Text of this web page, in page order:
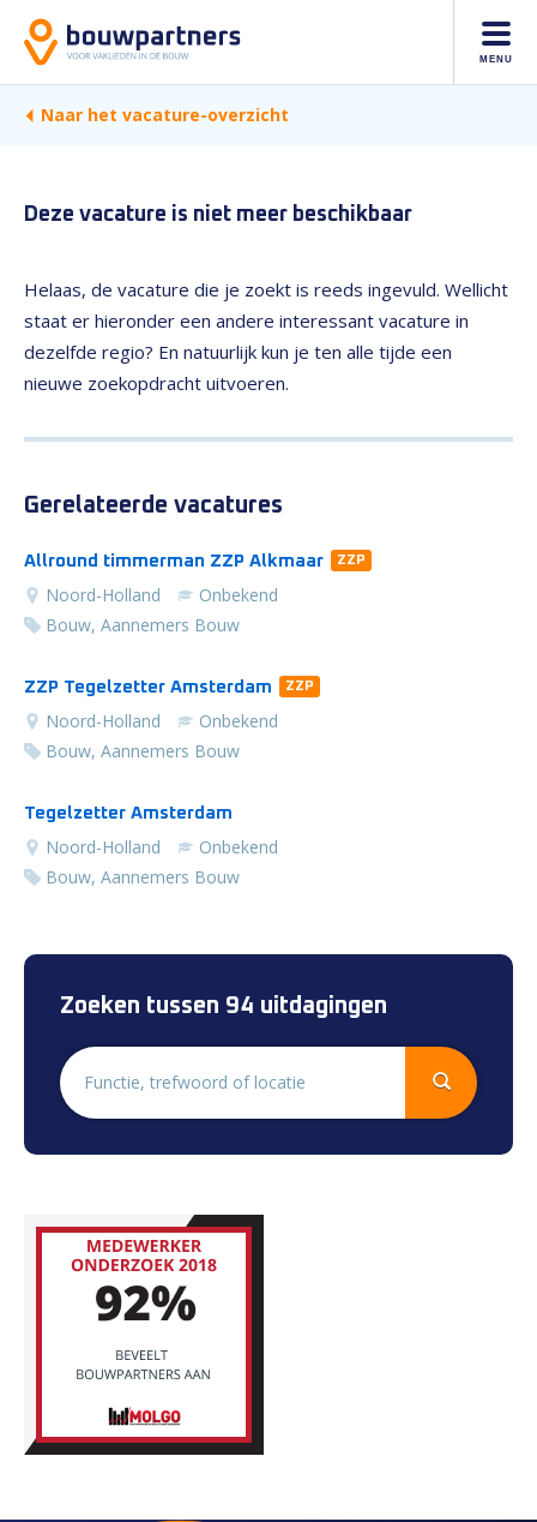
MENU
Naar het vacature-overzicht
Deze vacature is niet meer beschikbaar
Helaas, de vacature die je zoekt is reeds ingevuld. Wellicht
staat er hieronder een andere interessant vacature in
dezelfde regio? En natuurlijk kun je ten alle tijde een
nieuwe zoekopdracht uitvoeren.
Gerelateerde vacatures
Allround timmerman ZZP Alkmaar ZZP
Noord-Holland
Onbekend
Bouw, Aannemers Bouw
ZZP Tegelzetter Amsterdam ZZP
Noord-Holland
Onbekend
Bouw, Aannemers Bouw
Tegelzetter Amsterdam
Noord-Holland
Onbekend
Bouw, Aannemers Bouw
Zoeken tussen 94 uitdagingen